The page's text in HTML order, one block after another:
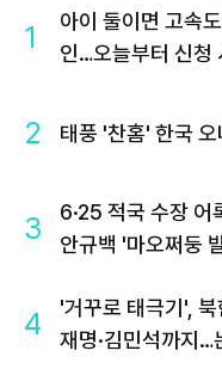
1
아이 둘이면 고속
인…오늘부터 신청
2 태풍 '찬홈' 한국
3
6·25 적국 수장
안규백 '마오쩌둥
4
'거꾸로 태극기', 북
재명·김민석까지…